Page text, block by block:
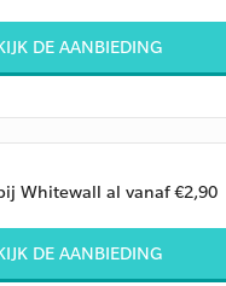
DE AANBIEDING
Whitewall al vanaf €2,90
DE AANBIEDING